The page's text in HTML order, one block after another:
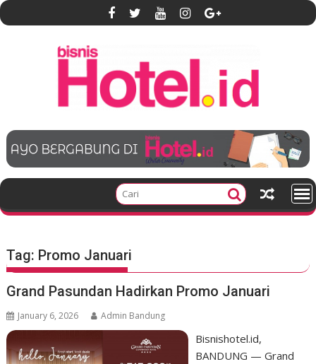
S
k
e
t
Tag: Promo Januari
Grand Pasundan Hadirkan Promo Januari
January 6, 2026 Admin Bandung
Bisnishotel.id,
BANDUNG — Grand